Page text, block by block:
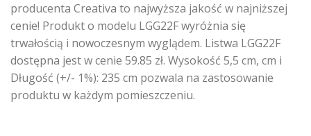
producenta Creativa to najwyższa jakość w najniższej
cenie! Produkt o modelu LGG22F wyróżnia się
trwałością i nowoczesnym wyglądem. Listwa LGG22F
dostępna jest w cenie 59.85 zł. Wysokość 5,5 cm, cm i
Długość (+/- 1%): 235 cm pozwala na zastosowanie
produktu w każdym pomieszczeniu.